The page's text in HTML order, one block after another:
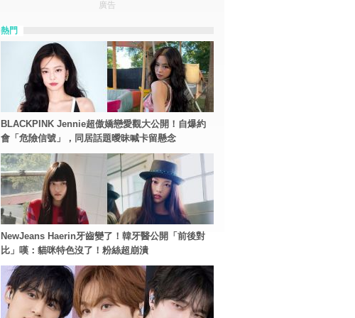
廣告
熱門
BLACKPINK Jennie超傲嬌戀愛觀大公開！自爆約
會「危險信號」，同居話題曖昧喊卡留懸念
NewJeans Haerin牙齒變了！韓牙醫公開「前後對
比」嘆：貓咪特色沒了！粉絲超崩潰